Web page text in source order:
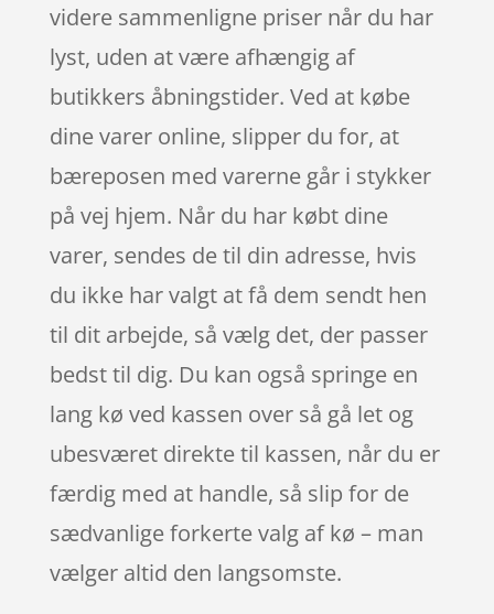
videre sammenligne priser når du har
lyst, uden at være afhængig af
butikkers åbningstider. Ved at købe
dine varer online, slipper du for, at
bæreposen med varerne går i stykker
på vej hjem. Når du har købt dine
varer, sendes de til din adresse, hvis
du ikke har valgt at få dem sendt hen
til dit arbejde, så vælg det, der passer
bedst til dig. Du kan også springe en
lang kø ved kassen over så gå let og
ubesværet direkte til kassen, når du er
færdig med at handle, så slip for de
sædvanlige forkerte valg af kø – man
vælger altid den langsomste.